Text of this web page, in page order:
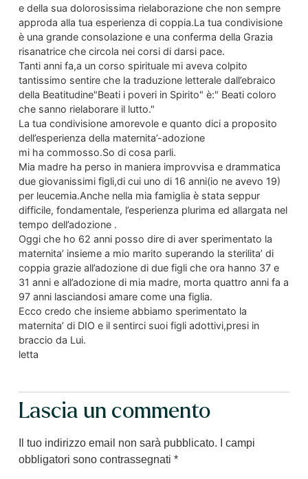
e della sua dolorosissima rielaborazione che non sempre
approda alla tua esperienza di coppia.La tua condivisione
è una grande consolazione e una conferma della Grazia
risanatrice che circola nei corsi di darsi pace.
Tanti anni fa,a un corso spirituale mi aveva colpito
tantissimo sentire che la traduzione letterale dall’ebraico
della Beatitudine"Beati i poveri in Spirito" è:" Beati coloro
che sanno rielaborare il lutto."
La tua condivisione amorevole e quanto dici a proposito
dell’esperienza della maternita’-adozione
mi ha commosso.So di cosa parli.
Mia madre ha perso in maniera improvvisa e drammatica
due giovanissimi figli,di cui uno di 16 anni(io ne avevo 19)
per leucemia.Anche nella mia famiglia è stata seppur
difficile, fondamentale, l’esperienza plurima ed allargata nel
tempo dell’adozione .
Oggi che ho 62 anni posso dire di aver sperimentato la
maternita’ insieme a mio marito superando la sterilita’ di
coppia grazie all’adozione di due figli che ora hanno 37 e
31 anni e all’adozione di mia madre, morta quattro anni fa a
97 anni lasciandosi amare come una figlia.
Ecco credo che insieme abbiamo sperimentato la
maternita’ di DIO e il sentirci suoi figli adottivi,presi in
braccio da Lui.
letta
Lascia un commento
Il tuo indirizzo email non sarà pubblicato.
I campi
obbligatori sono contrassegnati *